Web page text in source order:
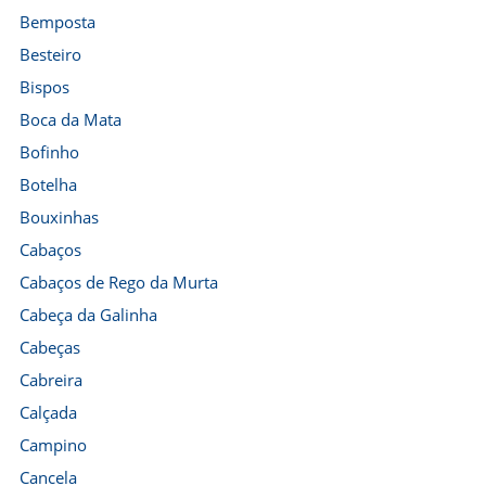
Bemposta
Besteiro
Bispos
Boca da Mata
Bofinho
Botelha
Bouxinhas
Cabaços
Cabaços de Rego da Murta
Cabeça da Galinha
Cabeças
Cabreira
Calçada
Campino
Cancela